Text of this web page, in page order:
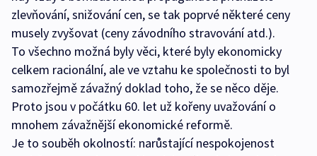
zlevňování, snižování cen, se tak poprvé některé ceny
musely zvyšovat (ceny závodního stravování atd.).
To všechno možná byly věci, které byly ekonomicky
celkem racionální, ale ve vztahu ke společnosti to byl
samozřejmě závažný doklad toho, že se něco děje.
Proto jsou v počátku 60. let už kořeny uvažování o
mnohem závažnější ekonomické reformě.
Je to souběh okolností: narůstající nespokojenost